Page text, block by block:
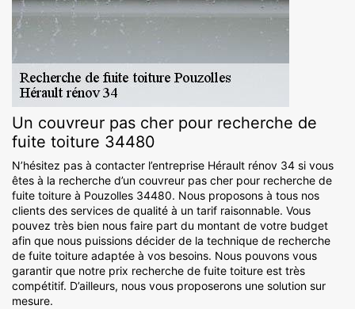
Un couvreur pas cher pour recherche de
fuite toiture 34480
N’hésitez pas à contacter l’entreprise Hérault rénov 34 si vous
êtes à la recherche d’un couvreur pas cher pour recherche de
fuite toiture à Pouzolles 34480. Nous proposons à tous nos
clients des services de qualité à un tarif raisonnable. Vous
pouvez très bien nous faire part du montant de votre budget
afin que nous puissions décider de la technique de recherche
de fuite toiture adaptée à vos besoins. Nous pouvons vous
garantir que notre prix recherche de fuite toiture est très
compétitif. D’ailleurs, nous vous proposerons une solution sur
mesure.